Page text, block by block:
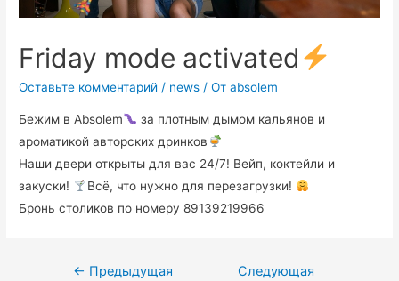
Friday mode activated
Оставьте комментарий / news / От absolem
Бежим в Absolem
за плотным дымом кальянов и
ароматикой авторских дринков
Наши двери открыты для вас 24/7! Вейп, коктейли и
закуски!
Всё, что нужно для перезагрузки!
Бронь столиков по номеру 89139219966
← Предыдущая
Следующая